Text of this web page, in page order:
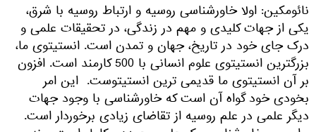
نائومکین: اولا خاورشناسی روسیه و ارتباط روسیه با شرق،
یکی از جهات کلیدی و مهم در زندگی، در تحقیقات علمی و
درک جای خود در تاریخ، جهان و تمدن است. انستیتوی ما،
بزرگترین انستیتوی علوم انسانی با 500 کارمند است. افزون
بر آن انستیتوی ما قدیمی ترین انستیتوست. این امر
بخودی خود گواه آن است که خاورشناسی با وجود جهات
دیگر علمی در علم روسیه از تقاضای زیادی برخوردار است.